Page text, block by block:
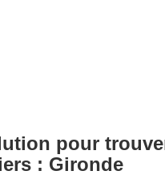
pour
: Gironde